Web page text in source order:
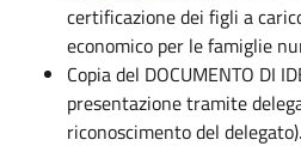
certificazione dei figli a
economico per le famiglie
Copia del DOCUMENTO DI
presentazione tramite
riconoscimento del delegato).